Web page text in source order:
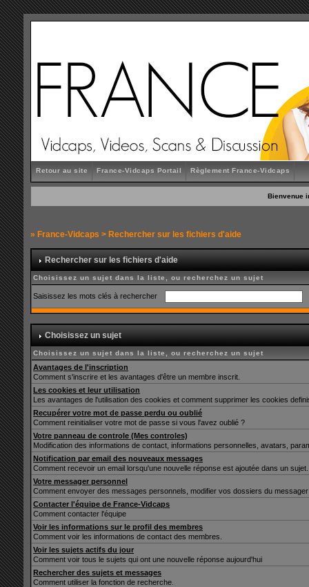
Retour au site France-Vidcaps Portail Règlement France-Vidcaps
Bienvenue
» France-Vidcaps > Rechercher sur les fichiers d'aide
Rechercher sur les fichiers d'aide
Choisissez un sujet dans la liste, ou recherchez un sujet
Saisissez les mots clés à rechercher
Choisissez un sujet
Choisissez un sujet dans la liste, ou recherchez un sujet
Avantages de l'inscription
Comment s'inscrire et les avantages d'être un membre inscrit.
Les cookies et leur utilisation
Les avantages de l'utilisation des cookies et comment supprimer les cookies
Recupérer votre mot de passe perdu ou oublié
Comment reinitialiser votre mot de passe si vous l'avez oublié ?
Votre panneau de controle (Mes controles)
Modification des informations de contact, informations personnelles, avatars,
Notification par email des nouveaux messages
Comment recevoir un email lorsqu'une nouvelle réponse est ajoutée dans un sujet.
Votre messager personnel
Comment envoyer des messages personnels, modifier vos dossiers du
Contacter l'équipe de France-Vidcaps
Comment contacter l'équipe
Voir les informations sur le profil des membres
Comment voir les informations de contact des membres.
Voir les sujets actifs du jour
Comment voir tous le sujets qui ont une nouvelle réponse aujourd'hui
Rechercher des sujets et messages
Comment utiliser la fonction de recherche.